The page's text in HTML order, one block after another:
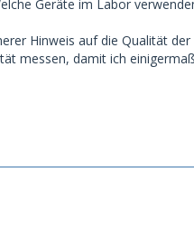
Geräte im Labor
Hinweis auf die Qualität
messen, damit ich